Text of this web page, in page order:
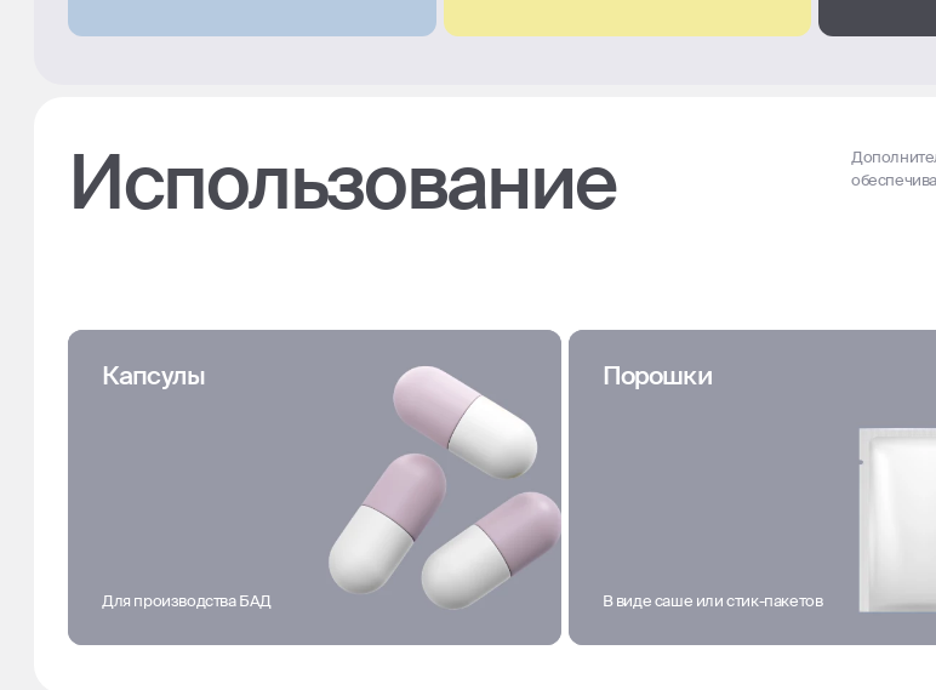
Использование
Капсулы
Для производства БАД
Порошки
В виде саше или стик-пакетов